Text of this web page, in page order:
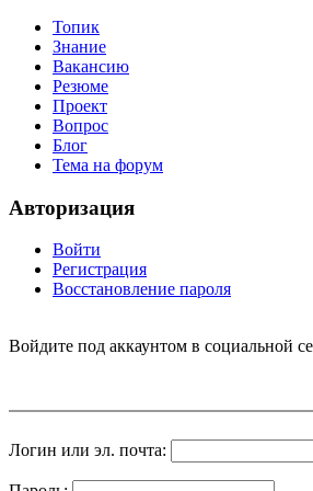
Топик
Знание
Вакансию
Резюме
Проект
Вопрос
Блог
Тема на форум
Авторизация
Войти
Регистрация
Восстановление пароля
Войдите под аккаунтом в социальной
Логин или эл. почта: